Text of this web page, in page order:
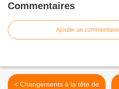
Commentaires
Ajouter un commentaire
< Changements à la tête de